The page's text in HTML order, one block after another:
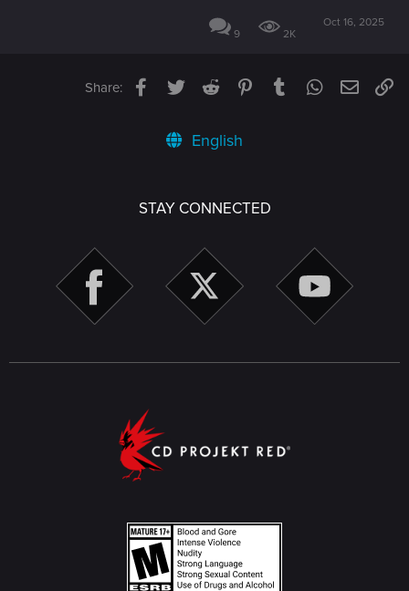
9 2K
Oct 16, 2025
Share: Facebook
TwitterReddit PinterestTumblrWhatsApp
Email
English
STAY CONNECTED